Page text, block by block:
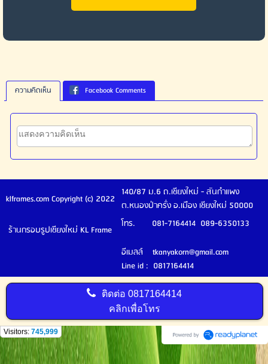
ความคิดเห็น Facebook Comments
klframes.com Copyright (c) 2022
140/87 ม.6 ถ.เชียงใหม่ - สันกำแพง
ต.หนองป่าครั่ง อ.เมือง เชียงใหม่ 50000
ร้านกรอบรูปเชียงใหม่ KL Frame
โทร. 081-7164414 089-6350133
อีเมลล์ tkanyakorn@gmail.com
Line id : 0817164414
ติดต่อ0817164414
คลิกเพื่อโทร
Visitors: 745,999